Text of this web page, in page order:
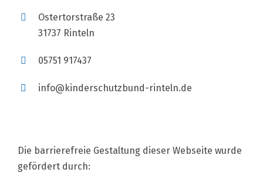
Ostertorstraße 23
31737 Rinteln
05751 917437
info@kinderschutzbund-rinteln.de
Die barrierefreie Gestaltung dieser Webseite wurde
gefördert durch: